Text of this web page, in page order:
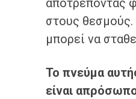
αποτρέποντας
στους θεσμούς.
μπορεί να
Το πνεύμα
είναι